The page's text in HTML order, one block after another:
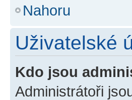
Nahoru
Uživatelské
Kdo jsou
Administrátoři